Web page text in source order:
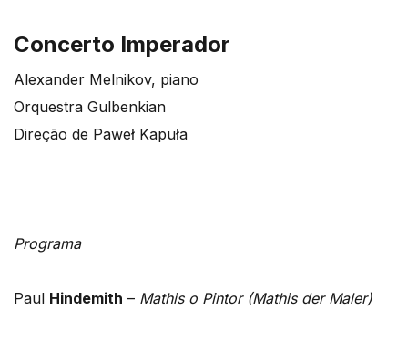
Concerto Imperador
Alexander Melnikov, piano
Orquestra Gulbenkian
Direção de Paweł Kapuła
Programa
Paul Hindemith – Mathis o Pintor (Mathis der Maler)